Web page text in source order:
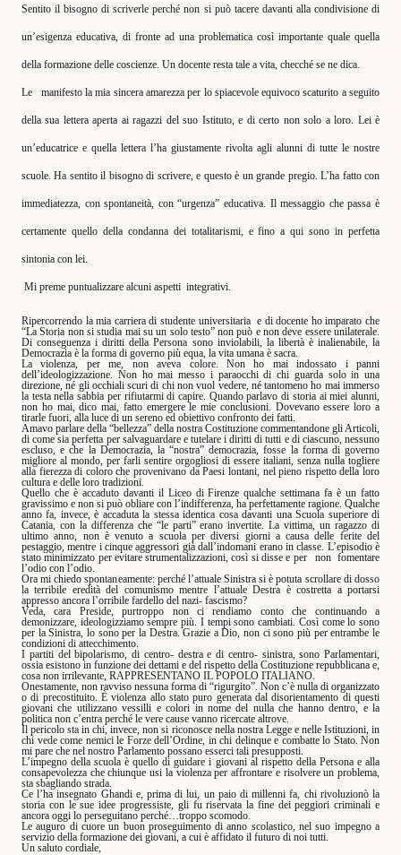
Sentito il bisogno di scriverle perché non si può tacere davanti alla condivisione di
un’esigenza educativa, di fronte ad una problematica così importante quale quella
della formazione delle coscienze. Un docente resta tale a vita, checché se ne dica.
Le manifesto la mia sincera amarezza per lo spiacevole equivoco scaturito a seguito
della sua lettera aperta ai ragazzi del suo Istituto, e di certo non solo a loro. Lei è
un’educatrice e quella lettera l’ha giustamente rivolta agli alunni di tutte le nostre
scuole. Ha sentito il bisogno di scrivere, e questo è un grande pregio. L’ha fatto con
immediatezza, con spontaneità, con “urgenza” educativa. Il messaggio che passa è
certamente quello della condanna dei totalitarismi, e fino a qui sono in perfetta
sintonia con lei.
Mi preme puntualizzare alcuni aspetti integrativi.
Ripercorrendo la mia carriera di studente universitaria e di docente ho imparato che
“La Storia non si studia mai su un solo testo” non può e non deve essere unilaterale.
Di conseguenza i diritti della Persona sono inviolabili, la libertà è inalienabile, la
Democrazia è la forma di governo più equa, la vita umana è sacra.
La violenza, per me, non aveva colore. Non ho mai indossato i panni
dell’ideologizzazione. Non ho mai messo i paraocchi di chi guarda solo in una
direzione, né gli occhiali scuri di chi non vuol vedere, né tantomeno ho mai immerso
la testa nella sabbia per rifiutarmi di capire. Quando parlavo di storia ai miei alunni,
non ho mai, dico mai, fatto emergere le mie conclusioni. Dovevano essere loro a
tirarle fuori, alla luce di un sereno ed obiettivo confronto dei fatti.
Amavo parlare della “bellezza” della nostra Costituzione commentandone gli Articoli,
di come sia perfetta per salvaguardare e tutelare i diritti di tutti e di ciascuno, nessuno
escluso, e che la Democrazia, la “nostra” democrazia, fosse la forma di governo
migliore al mondo, per farli sentire orgogliosi di essere italiani, senza nulla togliere
alla fierezza di coloro che provenivano da Paesi lontani, nel pieno rispetto della loro
cultura e delle loro tradizioni.
Quello che è accaduto davanti il Liceo di Firenze qualche settimana fa è un fatto
gravissimo e non si può obliare con l’indifferenza, ha perfettamente ragione. Qualche
anno fa, invece, è accaduta la stessa identica cosa davanti una Scuola superiore di
Catania, con la differenza che “le parti” erano invertite. La vittima, un ragazzo di
ultimo anno, non è venuto a scuola per diversi giorni a causa delle ferite del
pestaggio, mentre i cinque aggressori già dall’indomani erano in classe. L’episodio è
stato minimizzato per evitare strumentalizzazioni, così si disse e per
non fomentare
l’odio con l’odio.
Ora mi chiedo spontaneamente: perché l’attuale Sinistra si è potuta scrollare di dosso
la terribile eredità del comunismo mentre l’attuale Destra è costretta a portarsi
appresso ancora l’orribile fardello del nazi- fascismo?
Veda, cara Preside, purtroppo non ci rendiamo conto che continuando a
demonizzare, ideologizziamo sempre più. I tempi sono cambiati. Così come lo sono
per la Sinistra, lo sono per la Destra. Grazie a Dio, non ci sono più per entrambe le
condizioni di attecchimento.
I partiti del bipolarismo, di centro- destra e di centro- sinistra, sono Parlamentari,
ossia esistono in funzione dei dettami e del rispetto della Costituzione repubblicana e,
cosa non irrilevante, RAPPRESENTANO IL POPOLO ITALIANO.
Onestamente, non ravviso nessuna forma di “rigurgito”. Non c’è nulla di organizzato
o di precostituito. È violenza allo stato puro generata dal disorientamento di questi
giovani che utilizzano vessilli e colori in nome del nulla che hanno dentro, e la
politica non c’entra perché le vere cause vanno ricercate altrove.
Il pericolo sta in chi, invece, non si riconosce nella nostra Legge e nelle Istituzioni, in
chi vede come nemici le Forze dell’Ordine, in chi delinque e combatte lo Stato. Non
mi pare che nel nostro Parlamento possano esserci tali presupposti.
L’impegno della scuola è quello di guidare i giovani al rispetto della Persona e alla
consapevolezza che chiunque usi la violenza per affrontare e risolvere un problema,
sta sbagliando strada.
Ce l’ha insegnato Ghandi e, prima di lui, un paio di millenni fa, chi rivoluzionò la
storia con le sue idee progressiste, gli fu riservata la fine dei peggiori criminali e
ancora oggi lo perseguitano perché…troppo scomodo.
Le auguro di cuore un buon proseguimento di anno scolastico, nel suo impegno a
servizio della formazione dei giovani, a cui è affidato il futuro di noi tutti.
Un saluto cordiale,